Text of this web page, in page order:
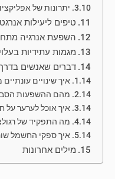
יתרונות של
טיפים ליעילות
השפעת אנרגיה
מגמות עתידיות
דברים שאנשים
איך שינויים
מהם ההשפעות
איך אוכל לערער על
מה התפקיד של
איך ספקי החשמל
מילים אחרונות